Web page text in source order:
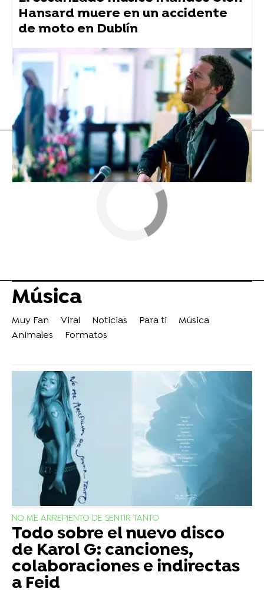
Hansard muere en un accidente
de moto en Dublín
Flooxer Now » Música
Justin Bieber
Música
Muy Fan Viral Noticias Para ti
Música
Animales
Formatos
NO ME ARREPIENTO DE SENTIR TANTO
Todo sobre el nuevo disco
de Karol G: canciones,
colaboraciones e indirectas
a Feid